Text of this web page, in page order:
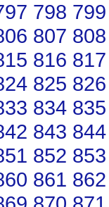
798 799
807 808
816 817
825 826
834 835
843 844
852 853
861 862